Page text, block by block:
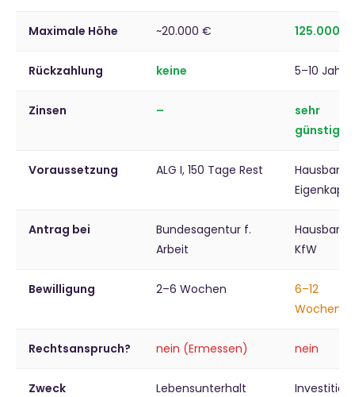
Maximale Höhe ~20.000 € 125.000 €
Rückzahlung keine 5–10 Jahre
Zinsen –
sehr
günstig
Voraussetzung ALG I, 150 Tage Rest
Hausbank,
Antrag bei
Bundesagentur f.
Arbeit
Hausbank
KfW
Bewilligung 2–6 Wochen
6–12
Wochen
Rechtsanspruch? nein (Ermessen) nein
Zweck Lebensunterhalt
Investition